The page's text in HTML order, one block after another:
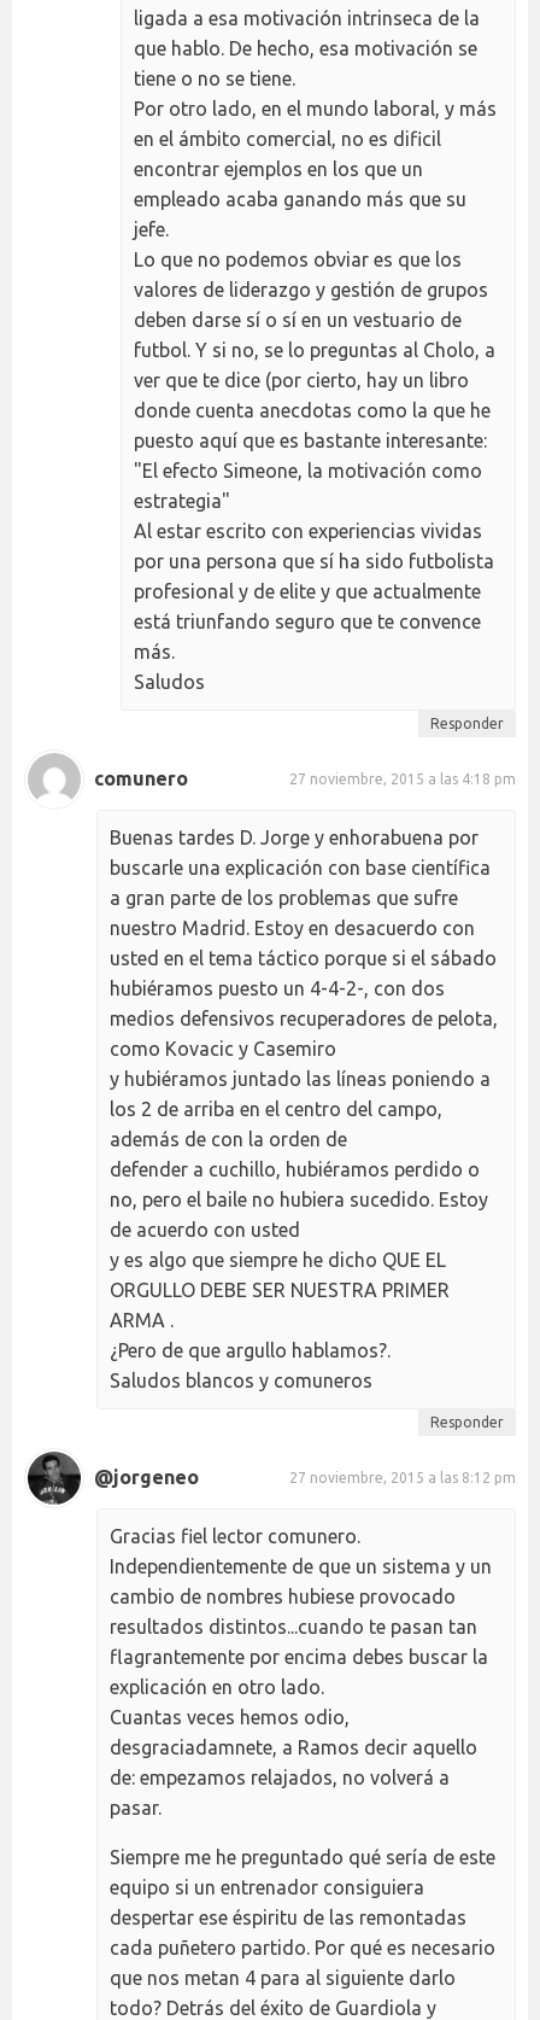
ligada a esa motivación intrinseca de la
que hablo. De hecho, esa motivación se
tiene o no se tiene.
Por otro lado, en el mundo laboral, y más
en el ámbito comercial, no es dificil
encontrar ejemplos en los que un
empleado acaba ganando más que su
jefe.
Lo que no podemos obviar es que los
valores de liderazgo y gestión de grupos
deben darse sí o sí en un vestuario de
futbol. Y si no, se lo preguntas al Cholo, a
ver que te dice (por cierto, hay un libro
donde cuenta anecdotas como la que he
puesto aquí que es bastante interesante:
"El efecto Simeone, la motivación como
estrategia"
Al estar escrito con experiencias vividas
por una persona que sí ha sido futbolista
profesional y de elite y que actualmente
está triunfando seguro que te convence
más.
Saludos
Responder
comunero 27 noviembre, 2015 a las 4:18 pm
Buenas tardes D. Jorge y enhorabuena por
buscarle una explicación con base científica
a gran parte de los problemas que sufre
nuestro Madrid. Estoy en desacuerdo con
usted en el tema táctico porque si el sábado
hubiéramos puesto un 4-4-2-, con dos
medios defensivos recuperadores de pelota,
como Kovacic y Casemiro
y hubiéramos juntado las líneas poniendo a
los 2 de arriba en el centro del campo,
además de con la orden de
defender a cuchillo, hubiéramos perdido o
no, pero el baile no hubiera sucedido. Estoy
de acuerdo con usted
y es algo que siempre he dicho QUE EL
ORGULLO DEBE SER NUESTRA PRIMER
ARMA .
¿Pero de que argullo hablamos?.
Saludos blancos y comuneros
Responder
@jorgeneo 27 noviembre, 2015 a las 8:12 pm
Gracias fiel lector comunero.
Independientemente de que un sistema y un
cambio de nombres hubiese provocado
resultados distintos...cuando te pasan tan
flagrantemente por encima debes buscar la
explicación en otro lado.
Cuantas veces hemos odio,
desgraciadamnete, a Ramos decir aquello
de: empezamos relajados, no volverá a
pasar.
Siempre me he preguntado qué sería de este
equipo si un entrenador consiguiera
despertar ese éspiritu de las remontadas
cada puñetero partido. Por qué es necesario
que nos metan 4 para al siguiente darlo
todo? Detrás del éxito de Guardiola y